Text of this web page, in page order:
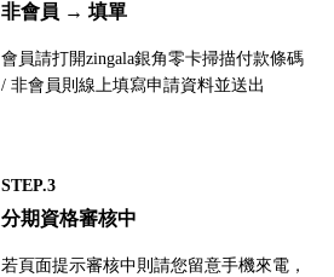
非會員 → 填單
會員請打開zingala銀角零卡掃描付款條碼
/ 非會員則線上填寫申請資料並送出
STEP.3
分期資格審核中
若頁面提示審核中則請您留意手機來電，